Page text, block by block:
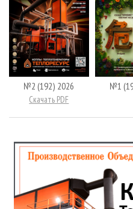
№2 (192) 2026
Скачать PDF
№1